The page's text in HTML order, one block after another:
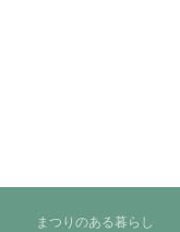
まつりのある暮らし